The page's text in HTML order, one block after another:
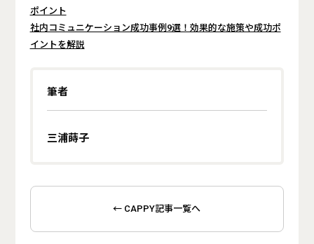
ポイント
社内コミュニケーション成功事例9選！効果的な施策や成功ポ
イントを解説
筆者
三浦蒔子
← CAPPY記事一覧へ